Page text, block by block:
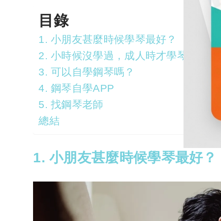
目錄
1. 小朋友甚麼時候學琴最好？
2. 小時候沒學過，成人時才學琴會有
3. 可以自學鋼琴嗎？
4. 鋼琴自學APP
5. 找鋼琴老師
總結
1. 小朋友甚麼時候學琴最好？